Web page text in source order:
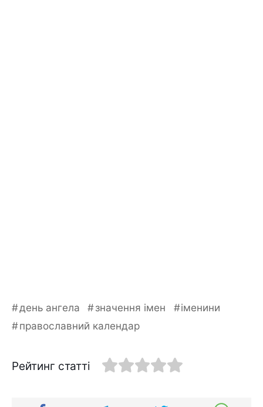
день ангела значення імен
іменини
православний календар
Рейтинг статті